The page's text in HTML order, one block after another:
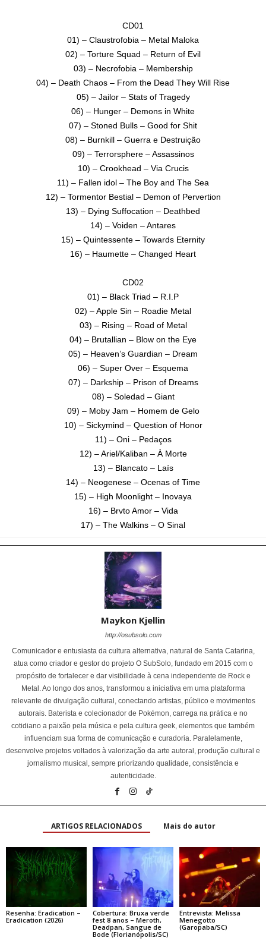
CD01
01) – Claustrofobia – Metal Maloka
02) – Torture Squad – Return of Evil
03) – Necrofobia – Membership
04) – Death Chaos – From the Dead They Will Rise
05) – Jailor – Stats of Tragedy
06) – Hunger – Demons in White
07) – Stoned Bulls – Good for Shit
08) – Burnkill – Guerra e Destruição
09) – Terrorsphere – Assassinos
10) – Crookhead – Via Crucis
11) – Fallen idol – The Boy and The Sea
12) – Tormentor Bestial – Demon of Pervertion
13) – Dying Suffocation – Deathbed
14) – Voiden – Antares
15) – Quintessente – Towards Eternity
16) – Haumette – Changed Heart
CD02
01) – Black Triad – R.I.P
02) – Apple Sin – Roadie Metal
03) – Rising – Road of Metal
04) – Brutallian – Blow on the Eye
05) – Heaven’s Guardian – Dream
06) – Super Over – Esquema
07) – Darkship – Prison of Dreams
08) – Soledad – Giant
09) – Moby Jam – Homem de Gelo
10) – Sickymind – Question of Honor
11) – Oni – Pedaços
12) – Ariel/Kaliban – À Morte
13) – Blancato – Laís
14) – Neogenese – Ocenas of Time
15) – High Moonlight – Inovaya
16) – Brvto Amor – Vida
17) – The Walkins – O Sinal
Maykon Kjellin
http://osubsolo.com
Comunicador e entusiasta da cultura alternativa, natural de Santa Catarina,
atua como criador e gestor do projeto O SubSolo, fundado em 2015 com o
propósito de fortalecer e dar visibilidade à cena independente de Rock e
Metal. Ao longo dos anos, transformou a iniciativa em uma plataforma
relevante de divulgação cultural, conectando artistas, público e movimentos
autorais. Baterista e colecionador de Pokémon, carrega na prática e no
cotidiano a paixão pela música e pela cultura geek, elementos que também
influenciam sua forma de comunicação e curadoria. Paralelamente,
desenvolve projetos voltados à valorização da arte autoral, produção cultural e
jornalismo musical, sempre priorizando qualidade, consistência e
autenticidade.
ARTIGOS RELACIONADOS Mais do autor
Resenha: Eradication –
Eradication (2026)
Cobertura: Bruxa verde
fest 8 anos – Meroth,
Deadpan, Sangue de
Bode (Florianópolis/SC)
Entrevista: Melissa
Menegotto
(Garopaba/SC)